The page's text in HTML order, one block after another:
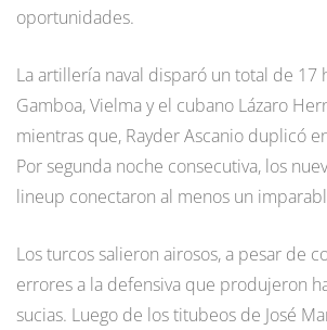
oportunidades.
La artillería naval disparó un total de 17
Gamboa, Vielma y el cubano Lázaro
mientras que, Rayder Ascanio duplicó
Por segunda noche consecutiva, los
lineup conectaron al menos un
Los turcos salieron airosos, a pesar de
errores a la defensiva que produjeron
sucias. Luego de los titubeos de José